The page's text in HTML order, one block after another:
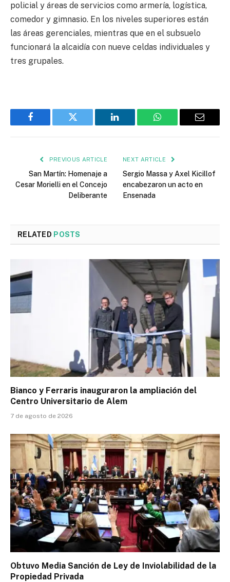
policial y áreas de servicios como armería, logística,
comedor y gimnasio. En los niveles superiores están
las áreas gerenciales, mientras que en el subsuelo
funcionará la alcaidía con nueve celdas individuales y
tres grupales.
Facebook Twitter LinkedIn WhatsApp Email
PREVIOUS ARTICLE
San Martín: Homenaje a
Cesar Morielli en el Concejo
Deliberante
NEXT ARTICLE
Sergio Massa y Axel Kicillof
encabezaron un acto en
Ensenada
RELATED POSTS
Bianco y Ferraris inauguraron la ampliación del
Centro Universitario de Alem
7 de agosto de 2026
Obtuvo Media Sanción de Ley de Inviolabilidad de la
Propiedad Privada